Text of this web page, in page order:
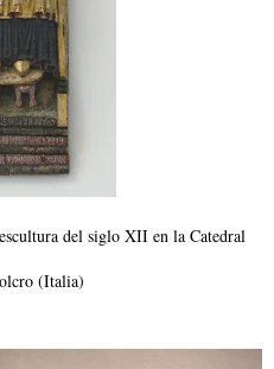
del siglo XII en la Catedral
(Italia)